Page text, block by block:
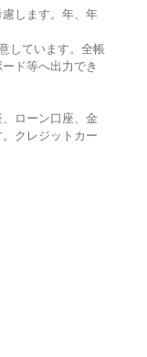
します。年、年
しています。全帳
ド等へ出力でき
ローン口座、金
クレジットカー